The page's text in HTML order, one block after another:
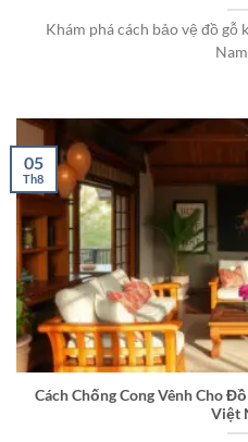
Khám phá cách bảo vệ đồ
Cách Chống Cong Vênh Cho
Việt
05
Th8